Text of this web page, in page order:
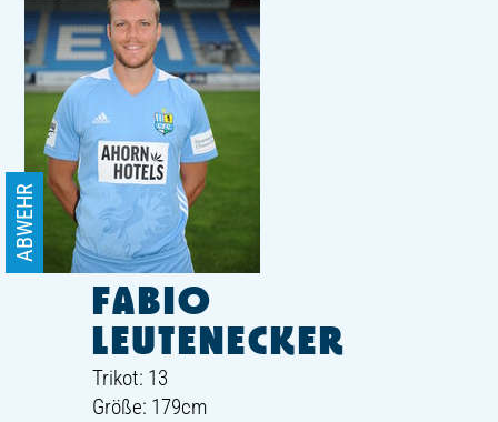
FABIO
LEUTENECKER
ABWEHR
Trikot: 13
Größe: 179cm